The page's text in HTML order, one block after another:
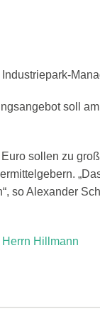
soll
sollen zu
so Alexander
Hillmann